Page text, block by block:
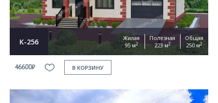
К-256
Жилая
95 м2
Полезная
223 м2
Общая
250 м2
46600₽ В КОРЗИНУ